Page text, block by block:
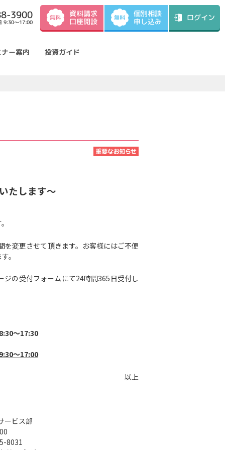
3900
9:30～17:00
無料 資料請求
口座開設 無料 個別相談
申し込み ログイン
ー案内 投資ガイド
たします～
。
変更させて頂きます。お客様にはご不便
。
の受付フォームにて24時間365日受付し
～17:30
9:30～17:00
以上
ービス部
8031